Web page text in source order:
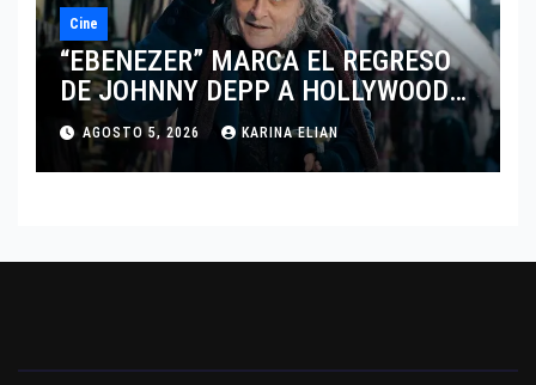
Cine
“EBENEZER” MARCA EL REGRESO
DE JOHNNY DEPP A HOLLYWOOD
TRAS SU PASO POR EL CINE
INDEPENDIENTE EUROPEO
AGOSTO 5, 2026 KARINA ELIAN